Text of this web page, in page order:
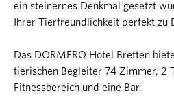
ein steinernes Denkmal gesetzt
Ihrer Tierfreundlichkeit perfekt zu
Das DORMERO Hotel Bretten
tierischen Begleiter 74 Zimmer, 2
Fitnessbereich und eine Bar.